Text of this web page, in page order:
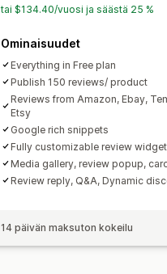
tai $134.40/vuosi ja säästä 25 %
Ominaisuudet
Everything in Free plan
Publish 150 reviews/ product
Reviews from Amazon, Ebay,
Etsy
Google rich snippets
Fully customizable review
Media gallery, review popup,
Review reply, Q&A, Dynamic
14 päivän maksuton kokeilu